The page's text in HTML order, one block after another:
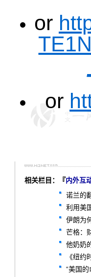
or
or
相关栏目：『内外互
诺兰的
利用美
伊朗为
芒格：
他奶奶
《纽
“美国